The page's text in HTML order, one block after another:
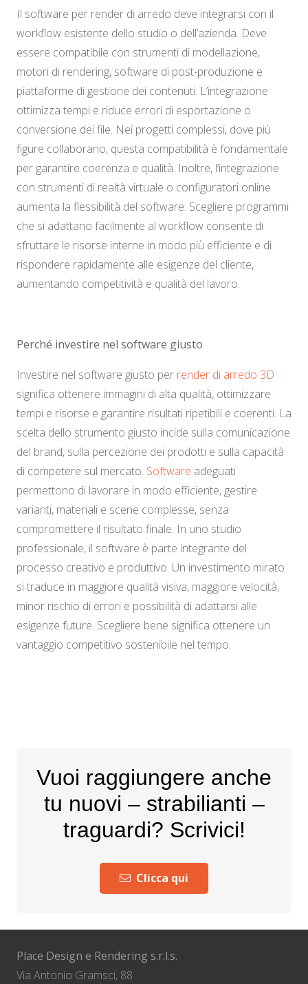
Il software per render di arredo deve integrarsi con il
workflow esistente dello studio o dell’azienda. Deve
essere compatibile con strumenti di modellazione,
motori di rendering, software di post-produzione e
piattaforme di gestione dei contenuti. L’integrazione
ottimizza tempi e riduce errori di esportazione o
conversione dei file. Nei progetti complessi, dove più
figure collaborano, questa compatibilità è fondamentale
per garantire coerenza e qualità. Inoltre, l’integrazione
con strumenti di realtà virtuale o configuratori online
aumenta la flessibilità del software. Scegliere programmi
che si adattano facilmente al workflow consente di
sfruttare le risorse interne in modo più efficiente e di
rispondere rapidamente alle esigenze del cliente,
aumentando competitività e qualità del lavoro.
Perché investire nel software giusto
Investire nel software giusto per render di arredo 3D
significa ottenere immagini di alta qualità, ottimizzare
tempi e risorse e garantire risultati ripetibili e coerenti. La
scelta dello strumento giusto incide sulla comunicazione
del brand, sulla percezione dei prodotti e sulla capacità
di competere sul mercato. Software adeguati
permettono di lavorare in modo efficiente, gestire
varianti, materiali e scene complesse, senza
compromettere il risultato finale. In uno studio
professionale, il software è parte integrante del
processo creativo e produttivo. Un investimento mirato
si traduce in maggiore qualità visiva, maggiore velocità,
minor rischio di errori e possibilità di adattarsi alle
esigenze future. Scegliere bene significa ottenere un
vantaggio competitivo sostenibile nel tempo.
Vuoi raggiungere anche
tu nuovi – strabilianti –
traguardi? Scrivici!
Clicca qui
Place Design e Rendering s.r.l.s.
Via Antonio Gramsci, 88